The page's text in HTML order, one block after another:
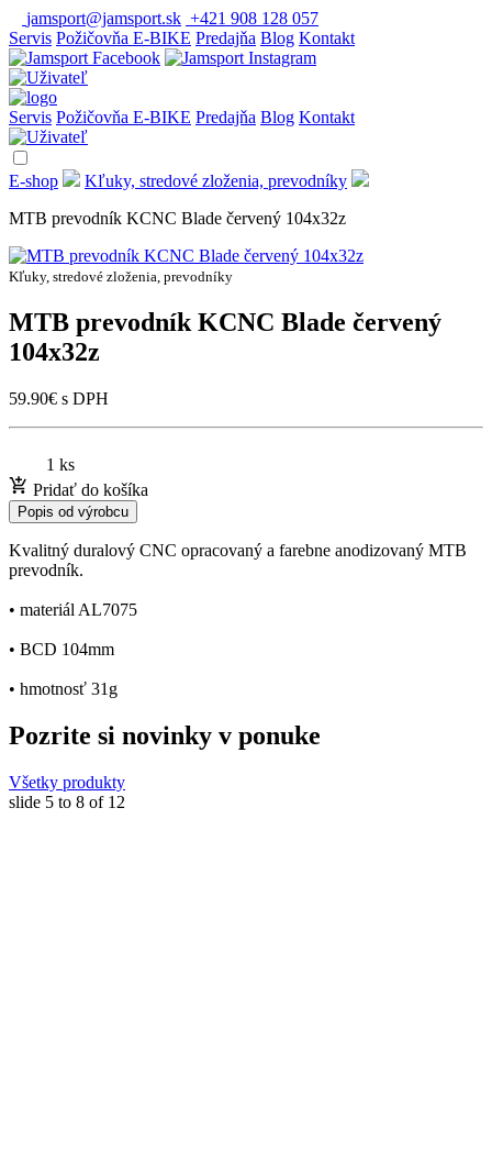
jamsport@jamsport.sk +421 908 128 057
Servis Požičovňa E-BIKE Predajňa Blog Kontakt
Servis Požičovňa E-BIKE Predajňa Blog Kontakt
E-shop
Kľuky, stredové zloženia, prevodníky
MTB prevodník KCNC Blade červený 104x32z
Kľuky, stredové zloženia, prevodníky
MTB prevodník KCNC Blade červený
104x32z
59.90€ s DPH
1 ks
Pridať do košíka
Popis od výrobcu
Kvalitný duralový CNC opracovaný a farebne anodizovaný MTB
prevodník.
• materiál AL7075
• BCD 104mm
• hmotnosť 31g
Pozrite si novinky v ponuke
Všetky produkty
slide 5 to 8 of 12